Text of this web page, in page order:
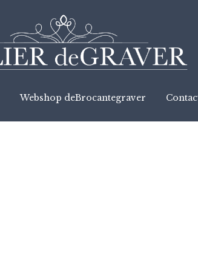
Webshop deBrocantegraver